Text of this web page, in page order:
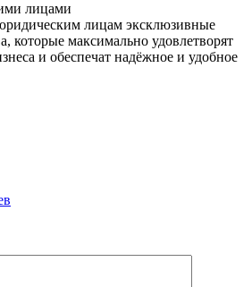
лицами
лицам эксклюзивные
которые максимально удовлетворят
и обеспечат надёжное и удобное